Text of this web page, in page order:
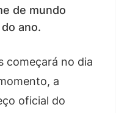
de mundo
ano.
começará no dia
a
oficial do